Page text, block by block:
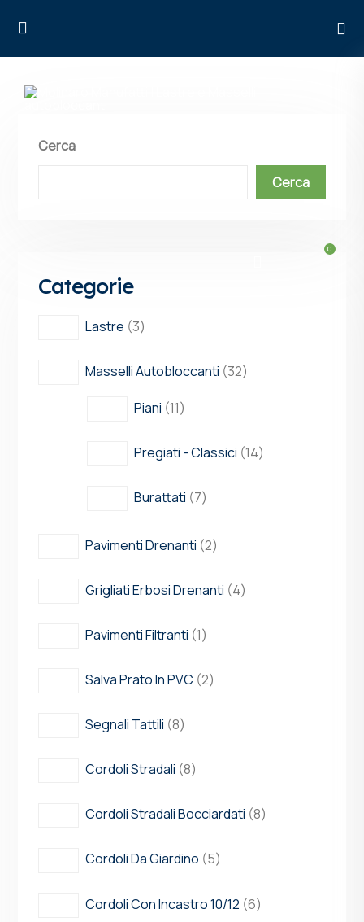
INFO TECNICHE
Cerca
Cerca
Categorie
Lastre 3
Masselli Autobloccanti 32
Piani 11
Pregiati - Classici 14
Burattati 7
Pavimenti Drenanti 2
Grigliati Erbosi Drenanti 4
Pavimenti Filtranti 1
Salva Prato In PVC 2
Segnali Tattili 8
Cordoli Stradali 8
Cordoli Stradali Bocciardati 8
Cordoli Da Giardino 5
Cordoli Con Incastro 10/12 6